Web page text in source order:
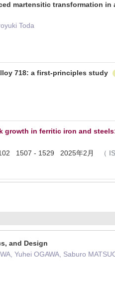
martensitic transformation
Toda
718: a first-principles study
growth in ferritic iron and
102 1507 - 1529 2025年2月
（
and Design
Yuhei OGAWA, Saburo